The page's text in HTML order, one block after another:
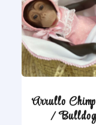
Arrullo
/ Bulldog